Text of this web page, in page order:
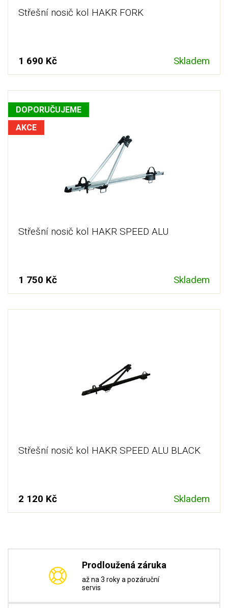
Střešní nosič kol HAKR FORK
1 690 Kč Skladem
DOPORUČUJEME
AKCE
Střešní nosič kol HAKR SPEED ALU
1 750 Kč Skladem
Střešní nosič kol HAKR SPEED ALU BLACK
2 120 Kč Skladem
Prodloužená záruka
až na 3 roky a pozáruční
servis